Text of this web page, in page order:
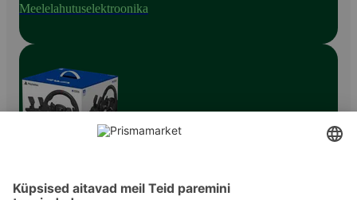
Meelelahutuselektroonika
Mängutarvikud